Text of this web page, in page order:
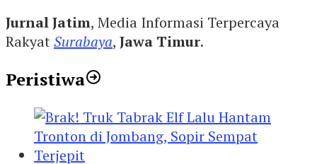
Jurnal Jatim, Media Informasi Terpercaya
RakyatSurabaya, Jawa Timur.
Peristiwa